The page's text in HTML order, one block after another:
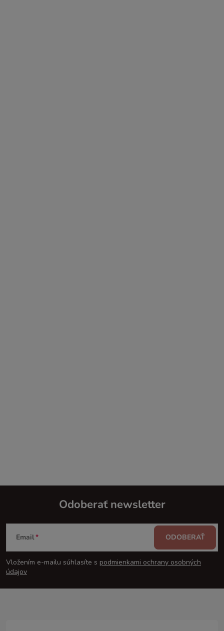
Z
á
p
Odoberať newsletter
Email
Vložením e-mailu súhlasíte s podmienkami ochrany osobných
údajov
ODOBERAŤ